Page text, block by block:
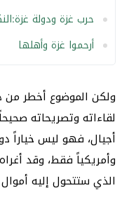
حرب غزة ودولة
أرحموا غزة وأهلها
ولكن الموضوع أخطر
لقاءاته وتصريحاته
أجيال، فهو ليس خياراً
وأمريكياً فقط، وقد
الذي ستتحول إليه أموال